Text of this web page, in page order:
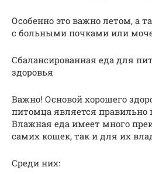
Особенно это важно летом, а
с больными почками или
Сбалансированная еда для
здоровья
Важно! Основой хорошего
питомца является правильно
Влажная еда имеет много
самих кошек, так и для их
Среди них: